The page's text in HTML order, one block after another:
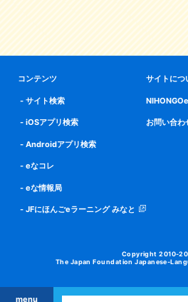
menu
コンテンツ
サイト検索
iOSアプリ検索
Androidアプリ検索
eなコレ
eな情報局
JFにほんごeラーニング みなと
サイトにつ
お問い合わ
Copyright 2010-
The Japan Foundation Japanese-